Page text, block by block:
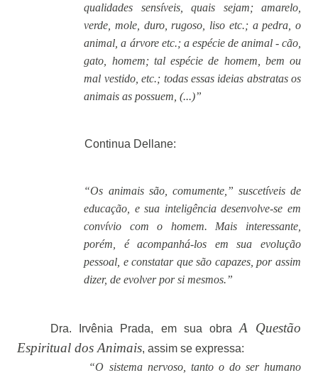
qualidades sensíveis, quais sejam; amarelo,
verde, mole, duro, rugoso, liso etc.; a pedra, o
animal, a árvore etc.; a espécie de animal - cão,
gato, homem; tal espécie de homem, bem ou
mal vestido, etc.; todas essas ideias abstratas os
animais as possuem, (...)”
Continua Dellane:
“Os animais são, comumente,” suscetíveis de
educação, e sua inteligência desenvolve-se em
convívio com o homem. Mais interessante,
porém, é acompanhá-los em sua evolução
pessoal, e constatar que são capazes, por assim
dizer, de evolver por si mesmos.”
Dra. Irvênia Prada, em sua obra A Questão
Espiritual dos Animais, assim se expressa:
“O sistema nervoso, tanto o do ser humano